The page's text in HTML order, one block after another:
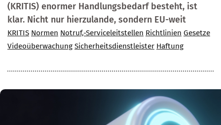
(KRITIS) enormer Handlungsbedarf besteht, ist
klar. Nicht nur hierzulande, sondern EU-weit
KRITIS Normen Notruf,-Serviceleitstellen Richtlinien Gesetze
Videoüberwachung Sicherheitsdienstleister Haftung